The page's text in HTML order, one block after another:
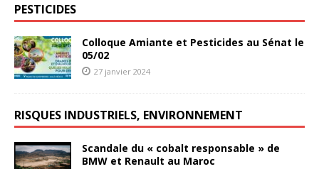
PESTICIDES
Colloque Amiante et Pesticides au Sénat le
05/02
27 janvier 2024
RISQUES INDUSTRIELS, ENVIRONNEMENT
Scandale du « cobalt responsable » de
BMW et Renault au Maroc